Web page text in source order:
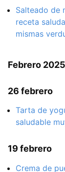
Salteado de
receta
mismas
Febrero 2025
26 febrero
Tarta de
saludable
19 febrero
Crema de